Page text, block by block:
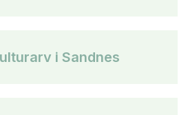
i Sandnes